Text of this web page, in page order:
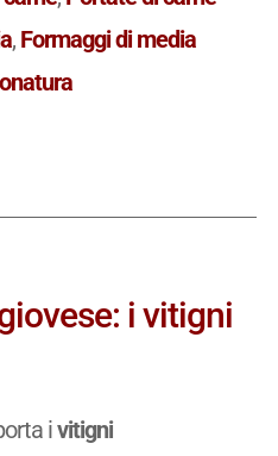
, Formaggi di media
i vitigni
ivitigni